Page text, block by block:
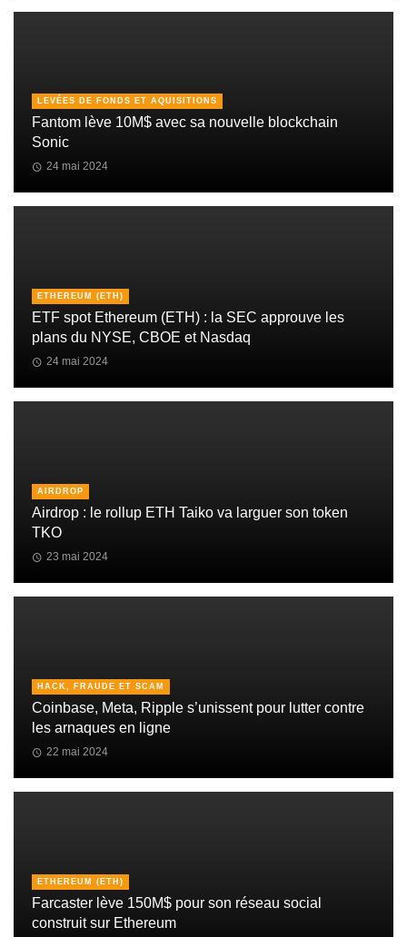
LEVÉES DE FONDS ET AQUISITIONS
Fantom lève 10M$ avec sa nouvelle blockchain
Sonic
24 mai 2024
ETHEREUM (ETH)
ETF spot Ethereum (ETH) : la SEC approuve les
plans du NYSE, CBOE et Nasdaq
24 mai 2024
AIRDROP
Airdrop : le rollup ETH Taiko va larguer son token
TKO
23 mai 2024
HACK, FRAUDE ET SCAM
Coinbase, Meta, Ripple s’unissent pour lutter contre
les arnaques en ligne
22 mai 2024
ETHEREUM (ETH)
Farcaster lève 150M$ pour son réseau social
construit sur Ethereum